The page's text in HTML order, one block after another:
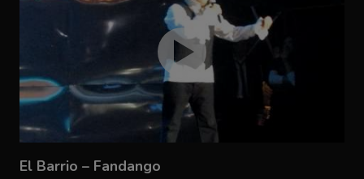
El Barrio – Fandango